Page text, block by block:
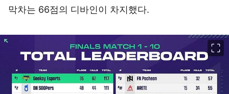
막차는 66점의 디바인이 차지했다.